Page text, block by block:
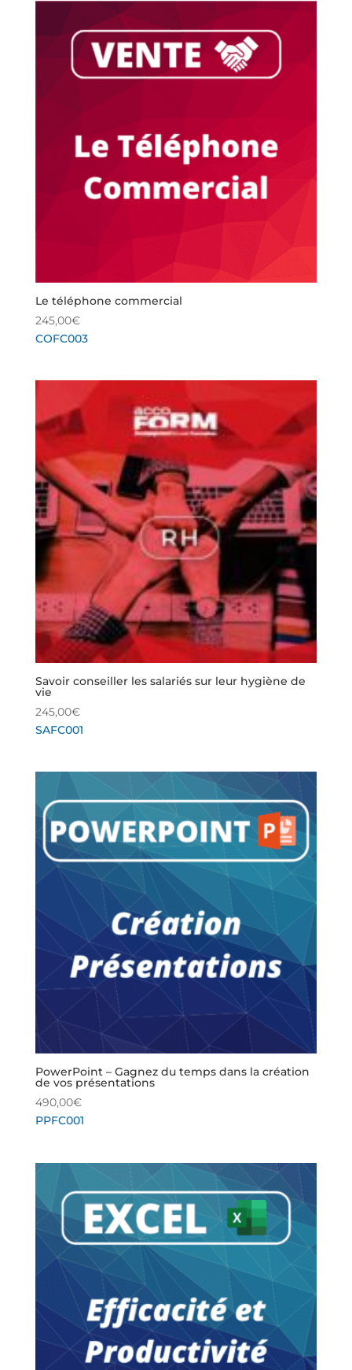
Le téléphone commercial
245,00€
COFC003
Savoir conseiller les salariés sur leur hygiène de
vie
245,00€
SAFC001
PowerPoint – Gagnez du temps dans la création
de vos présentations
490,00€
PPFC001